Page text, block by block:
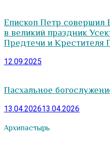
Епископ Петр совершил
в великий праздник
Предтечи и Крестителя
12.09.2025
Пасхальное
13.04.202613.04.2026
Архипастырь